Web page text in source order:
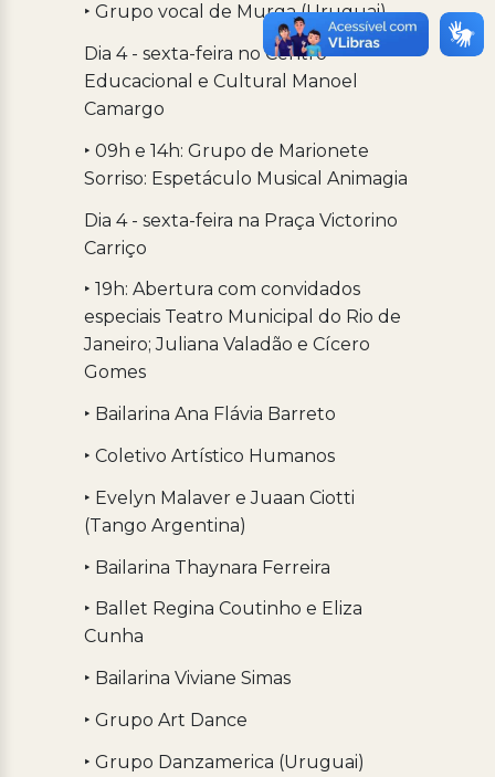
‣ Grupo vocal de Murga (Uruguai)
Dia 4 - sexta-feira no Centro
Educacional e Cultural Manoel
Camargo
‣ 09h e 14h: Grupo de Marionete
Sorriso: Espetáculo Musical Animagia
Dia 4 - sexta-feira na Praça Victorino
Carriço
‣ 19h: Abertura com convidados
especiais Teatro Municipal do Rio de
Janeiro; Juliana Valadão e Cícero
Gomes
‣ Bailarina Ana Flávia Barreto
‣ Coletivo Artístico Humanos
‣ Evelyn Malaver e Juaan Ciotti
(Tango Argentina)
‣ Bailarina Thaynara Ferreira
‣ Ballet Regina Coutinho e Eliza
Cunha
‣ Bailarina Viviane Simas
‣ Grupo Art Dance
‣ Grupo Danzamerica (Uruguai)